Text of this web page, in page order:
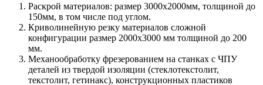
Раскрой материалов: размер 3000х2000мм, толщиной до
150мм, в том числе под углом.
Криволинейную резку материалов сложной
конфигурации размер 2000х3000 мм толщиной до 200
мм.
Механообработку фрезерованием на станках с ЧПУ
деталей из твердой изоляции (стеклотекстолит,
текстолит, гетинакс), конструкционных пластиков